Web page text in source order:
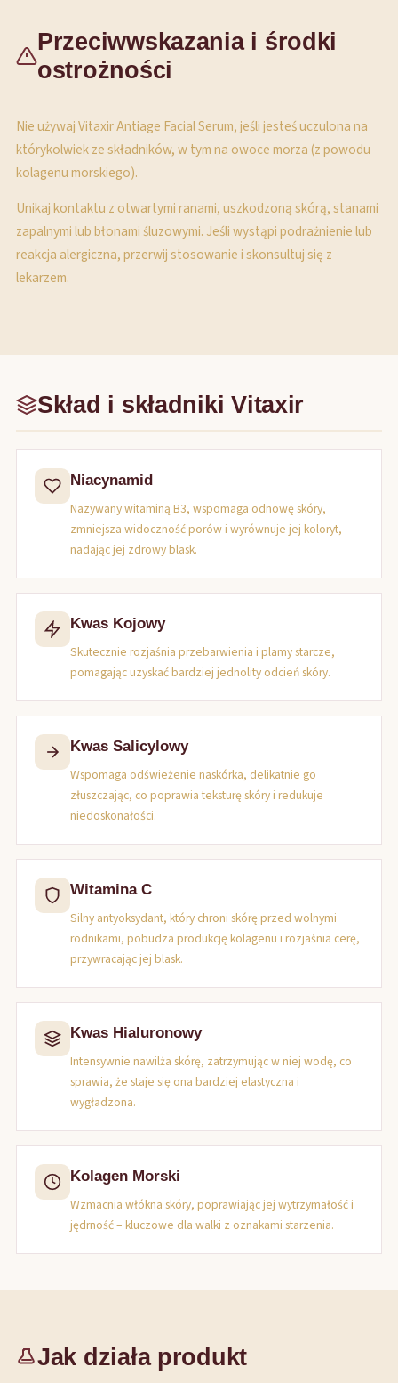
Przeciwwskazania i środki
ostrożności
Nie używaj Vitaxir Antiage Facial Serum, jeśli jesteś uczulona na
którykolwiek ze składników, w tym na owoce morza (z powodu
kolagenu morskiego).
Unikaj kontaktu z otwartymi ranami, uszkodzoną skórą, stanami
zapalnymi lub błonami śluzowymi. Jeśli wystąpi podrażnienie lub
reakcja alergiczna, przerwij stosowanie i skonsultuj się z
lekarzem.
Skład i składniki Vitaxir
Niacynamid
Nazywany witaminą B3, wspomaga odnowę skóry,
zmniejsza widoczność porów i wyrównuje jej koloryt,
nadając jej zdrowy blask.
Kwas Kojowy
Skutecznie rozjaśnia przebarwienia i plamy starcze,
pomagając uzyskać bardziej jednolity odcień skóry.
Kwas Salicylowy
Wspomaga odświeżenie naskórka, delikatnie go
złuszczając, co poprawia teksturę skóry i redukuje
niedoskonałości.
Witamina C
Silny antyoksydant, który chroni skórę przed wolnymi
rodnikami, pobudza produkcję kolagenu i rozjaśnia cerę,
przywracając jej blask.
Kwas Hialuronowy
Intensywnie nawilża skórę, zatrzymując w niej wodę, co
sprawia, że staje się ona bardziej elastyczna i
wygładzona.
Kolagen Morski
Wzmacnia włókna skóry, poprawiając jej wytrzymałość i
jędrność – kluczowe dla walki z oznakami starzenia.
Jak działa produkt